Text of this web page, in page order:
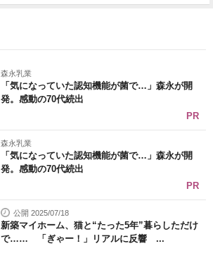
森永乳業
「気になっていた認知機能が菌で…」森永が開
発。感動の70代続出
PR
森永乳業
「気になっていた認知機能が菌で…」森永が開
発。感動の70代続出
PR
公開 2025/07/18
新築マイホーム、猫と“たった5年”暮らしただけ
で…… 「ぎゃー！」リアルに反響 ...